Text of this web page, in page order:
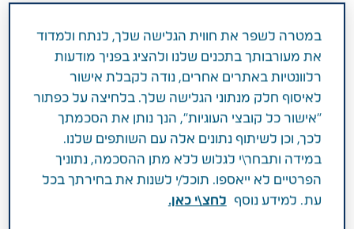
תחום טיפול
מחלות לב וכלי דם
פעילות רפואית
הפחתת רמות הכולסטרול והטריגליצרידים, הסיכון
לאוטם שריר הלב והארכת תוחלת החיים בחולים
עם רמת כולסטרול גבוהה וללא עדות למחלה
כלילית, הסיכון לתמותה כוללת על-ידי הורדת
במטרה לשפר את חווית הגלישה שלך, לנתח ולמדוד
את מעורבותך בתכנים שלנו ולהציג בפניך מודעות
רלוונטיות באתרים אחרים, נודה לקבלת אישור
לאיסוף חלק מנתוני הגלישה שלך. בלחיצה על כפתור
"אישור כל קובצי העוגיות", הנך נותן את הסכמתך
לכך, וכן לשיתוף נתונים אלה עם השותפים שלנו.
במידה ותבחר\י לגלוש ללא מתן ההסכמה, נתוניך
הפרטיים לא ייאספו. תוכל/י לשנות את בחירתך בכל
עת. למידע נוסף
לחצ\י כאן.